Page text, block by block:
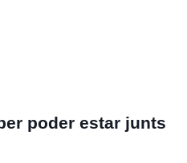
poder estar junts